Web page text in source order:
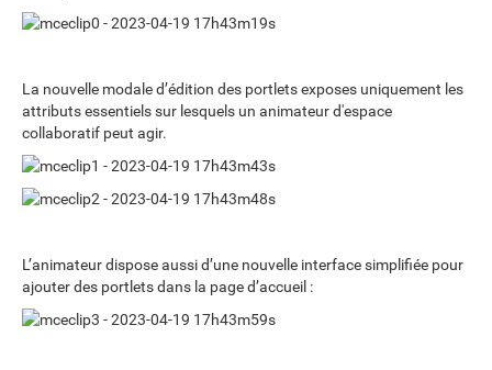
La nouvelle modale d’édition des portlets exposes uniquement les
attributs essentiels sur lesquels un animateur d'espace
collaboratif peut agir.
L’animateur dispose aussi d’une nouvelle interface simplifiée pour
ajouter des portlets dans la page d’accueil :